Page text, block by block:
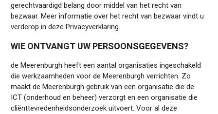
gerechtvaardigd belang door middel van het recht van
bezwaar. Meer informatie over het recht van bezwaar vindt u
verderop in deze Privacyverklaring.
WIE ONTVANGT UW PERSOONSGEGEVENS?
de Meerenburgh heeft een aantal organisaties ingeschakeld
die werkzaamheden voor de Meerenburgh verrichten. Zo
maakt de Meerenburgh gebruik van een organisatie die de
ICT (onderhoud en beheer) verzorgt en een organisatie die
cliënttevredenheidsonderzoek uitvoert. Voor al deze